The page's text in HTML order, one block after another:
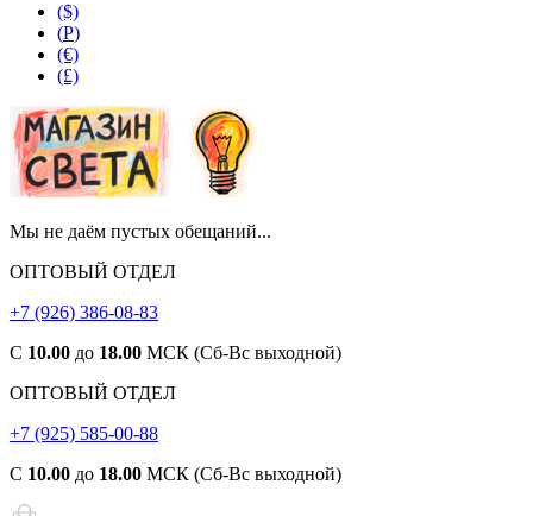
($)
(Р)
(€)
(£)
Мы не даём пустых обещаний...
ОПТОВЫЙ ОТДЕЛ
+7 (926) 386-08-83
С 10.00 до 18.00 МСК (Сб-Вс выходной)
ОПТОВЫЙ ОТДЕЛ
+7 (925) 585-00-88
С 10.00 до 18.00 МСК (Сб-Вс выходной)